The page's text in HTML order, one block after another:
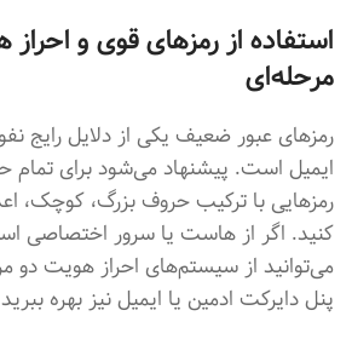
استفاده از رمزهای قوی و
مرحله‌ای
رمزهای عبور ضعیف یکی از دلایل رایج
ایمیل است. پیشنهاد می‌شود برای تمام
رمزهایی با ترکیب حروف بزرگ، کوچک،
کنید. اگر از هاست یا سرور اختصاصی
می‌توانید از سیستم‌های احراز هویت دو
پنل دایرکت ادمین یا ایمیل نیز بهره